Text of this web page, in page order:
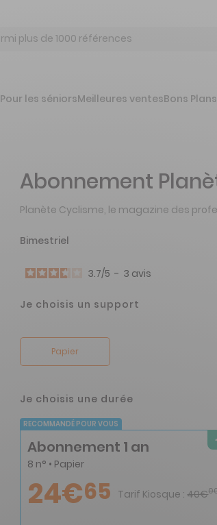
Pour les séniorsMeilleures ventesBons Plans
Abonnement
Planète Cyclisme, le magazine des
Bimestriel
3.7/5 - 3 avis
Je choisis un support
Papier
Je choisis une durée
RECOMMANDÉ POUR VOUS
Abonnement 1 an
8 n° • Papier
24€65 Tarif Kiosque : 40€